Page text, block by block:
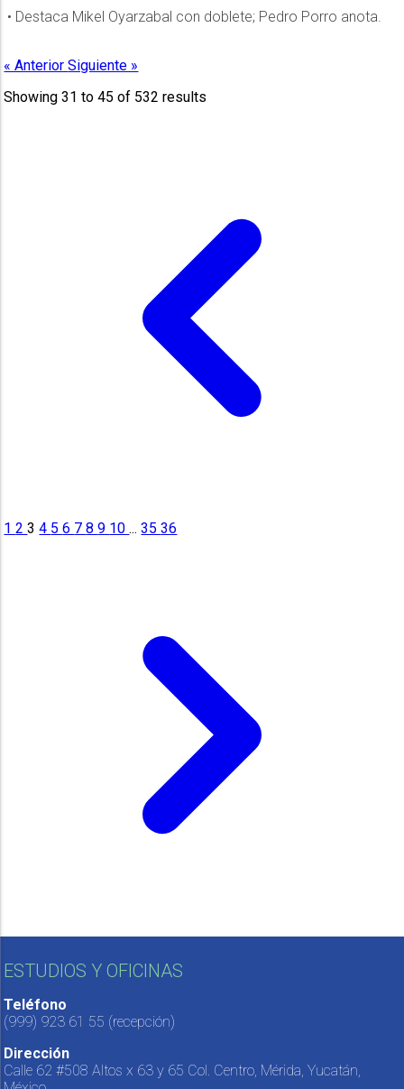
• Destaca Mikel Oyarzabal con doblete; Pedro Porro anota.
« AnteriorSiguiente »
Showing31 to45 of 532 results
123 4 56 789 10... 3536
ESTUDIOS Y OFICINAS
Teléfono
(999) 923 61 55 (recepción)
Dirección
Calle 62 #508 Altos x 63 y 65 Col. Centro, Mérida, Yucatán,